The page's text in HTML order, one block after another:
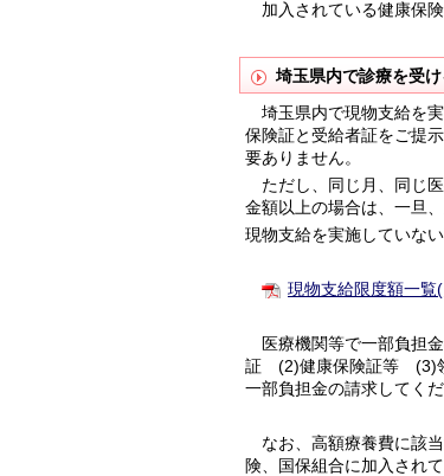
加入されている健康保険
埼玉県内で診療を受け
埼玉県内で現物支給を
保険証と受給者証をご提
要ありません。
ただし、同じ月、同じ
金額以上の場合は、一旦
現物支給を実施していな
現物支給限度額一覧
医療機関等で一部負担
証 (2)健康保険証等 (3)領
一部負担金の請求してくだ
なお、高額療養費に該
険、国保組合に加入され